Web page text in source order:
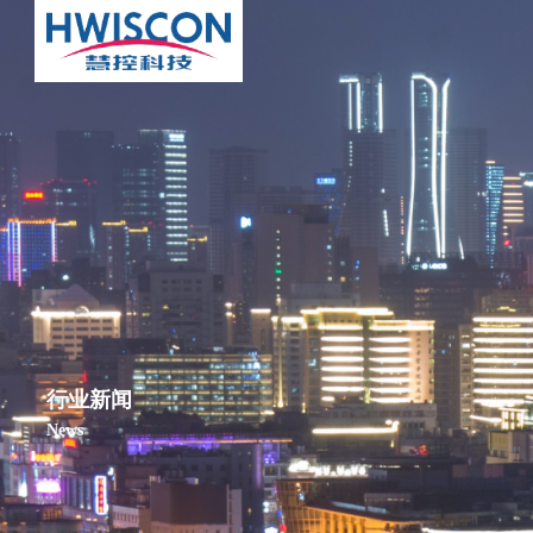
行业新闻
News